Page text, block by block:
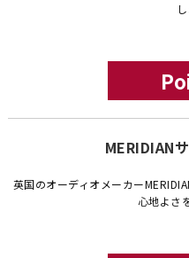
MERIDIAN
英国のオーディオメーカー
心地よさ